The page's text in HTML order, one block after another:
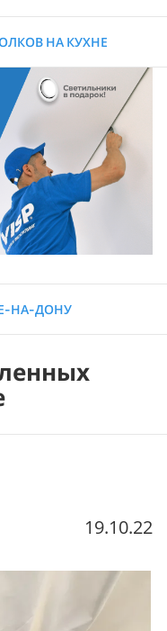
НА КУХНЕ
НА-ДОНУ
19.10.22